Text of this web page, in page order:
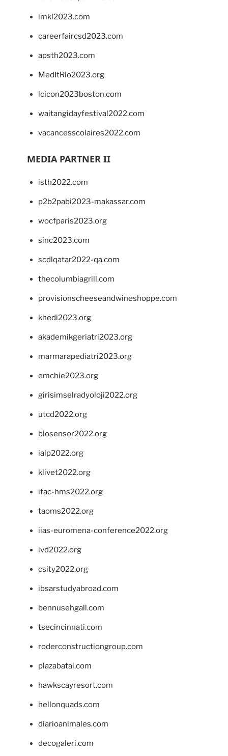
imkl2023.com
careerfaircsd2023.com
apsth2023.com
MedItRio2023.org
lcicon2023boston.com
waitangidayfestival2022.com
vacancesscolaires2022.com
MEDIA PARTNER II
isth2022.com
p2b2pabi2023-makassar.com
wocfparis2023.org
sinc2023.com
scdlqatar2022-qa.com
thecolumbiagrill.com
provisionscheeseandwineshoppe.com
khedi2023.org
akademikgeriatri2023.org
marmarapediatri2023.org
emchie2023.org
girisimselradyoloji2022.org
utcd2022.org
biosensor2022.org
ialp2022.org
klivet2022.org
ifac-hms2022.org
taoms2022.org
iias-euromena-conference2022.org
ivd2022.org
csity2022.org
ibsarstudyabroad.com
bennusehgall.com
tsecincinnati.com
roderconstructiongroup.com
plazabatai.com
hawkscayresort.com
hellonquads.com
diarioanimales.com
decogaleri.com